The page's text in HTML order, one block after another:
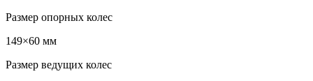
Размер опорных колес
149×60 мм
Размер ведущих колес